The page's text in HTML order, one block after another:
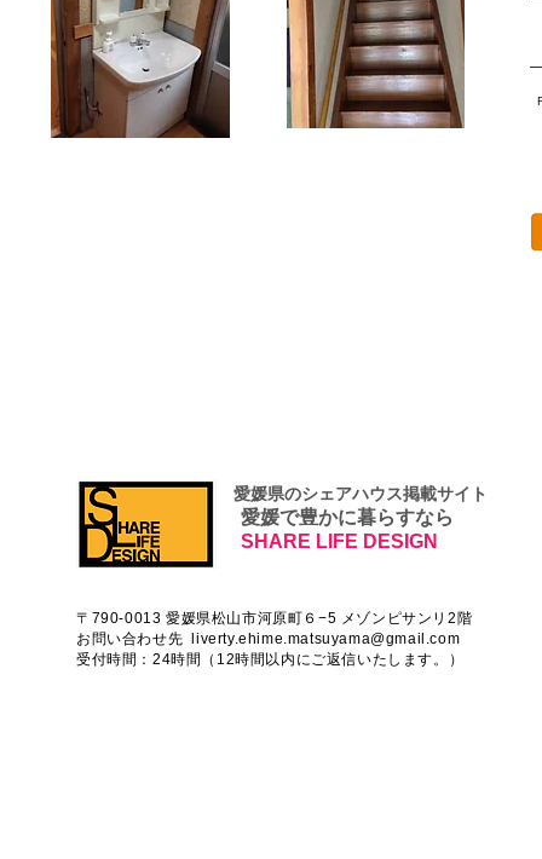
​ 愛媛県のシェアハウス掲載サイト
愛媛で豊かに暮らすなら
SHARE LIFE DESIGN
〒790-0013 愛媛県松山市河原町６−5 メゾンピサンリ2階
お問い合わせ先
liverty.ehime.matsuyama@gmail.com
受付時間：24時間（12時間以内にご返信いたします。）